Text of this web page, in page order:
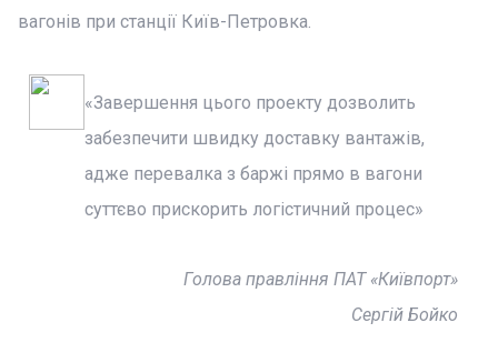
вагонів при станції Київ-Петровка.
«Завершення цього проекту дозволить
забезпечити швидку доставку вантажів,
адже перевалка з баржі прямо в вагони
суттєво прискорить логістичний процес»
Голова правління ПАТ «Київпорт»
Сергій Бойко